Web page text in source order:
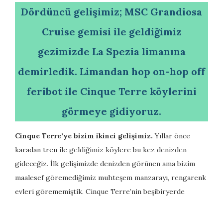
Dördüncü gelişimiz; MSC Grandiosa
Cruise gemisi ile geldiğimiz
gezimizde La Spezia limanına
demirledik. Limandan hop on-hop off
feribot ile Cinque Terre köylerini
görmeye gidiyoruz.
Cinque Terre’ye bizim ikinci gelişimiz. Yıllar önce
karadan tren ile geldiğimiz köylere bu kez denizden
gideceğiz. İlk gelişimizde denizden görünen ama bizim
maalesef göremediğimiz muhteşem manzarayı, rengarenk
evleri görememiştik. Cinque Terre’nin beşibiryerde